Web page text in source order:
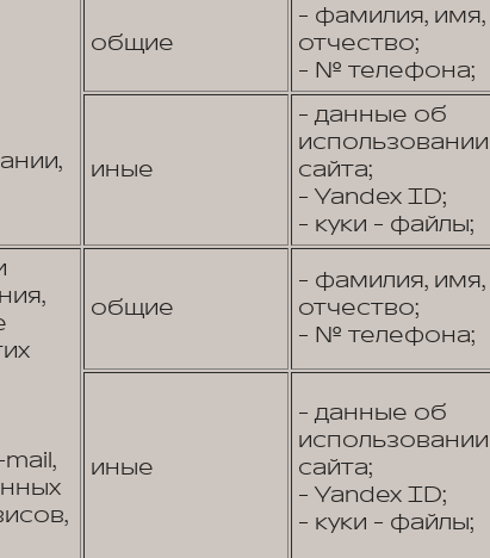
общие
- фамилия, имя,
отчество;
- № телефона;
иные
- данные об
использовании
сайта;
- Yandex ID;
- куки - файлы;
общие
- фамилия, имя,
отчество;
- № телефона;
иные
- данные об
использовании
сайта;
- Yandex ID;
- куки - файлы;